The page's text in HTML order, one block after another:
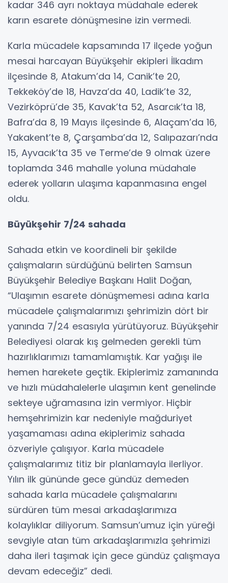
kadar 346 ayrı noktaya müdahale ederek
karın esarete dönüşmesine izin vermedi.
Karla mücadele kapsamında 17 ilçede yoğun
mesai harcayan Büyükşehir ekipleri İlkadım
ilçesinde 8, Atakum’da 14, Canik’te 20,
Tekkeköy’de 18, Havza’da 40, Ladik’te 32,
Vezirköprü’de 35, Kavak’ta 52, Asarcık’ta 18,
Bafra’da 8, 19 Mayıs ilçesinde 6, Alaçam’da 16,
Yakakent’te 8, Çarşamba’da 12, Salıpazarı’nda
15, Ayvacık’ta 35 ve Terme’de 9 olmak üzere
toplamda 346 mahalle yoluna müdahale
ederek yolların ulaşıma kapanmasına engel
oldu.
Büyükşehir 7/24 sahada
Sahada etkin ve koordineli bir şekilde
çalışmaların sürdüğünü belirten Samsun
Büyükşehir Belediye Başkanı Halit Doğan,
“Ulaşımın esarete dönüşmemesi adına karla
mücadele çalışmalarımızı şehrimizin dört bir
yanında 7/24 esasıyla yürütüyoruz. Büyükşehir
Belediyesi olarak kış gelmeden gerekli tüm
hazırlıklarımızı tamamlamıştık. Kar yağışı ile
hemen harekete geçtik. Ekiplerimiz zamanında
ve hızlı müdahalelerle ulaşımın kent genelinde
sekteye uğramasına izin vermiyor. Hiçbir
hemşehrimizin kar nedeniyle mağduriyet
yaşamaması adına ekiplerimiz sahada
özveriyle çalışıyor. Karla mücadele
çalışmalarımız titiz bir planlamayla ilerliyor.
Yılın ilk gününde gece gündüz demeden
sahada karla mücadele çalışmalarını
sürdüren tüm mesai arkadaşlarımıza
kolaylıklar diliyorum. Samsun’umuz için yüreği
sevgiyle atan tüm arkadaşlarımızla şehrimizi
daha ileri taşımak için gece gündüz çalışmaya
devam edeceğiz” dedi.